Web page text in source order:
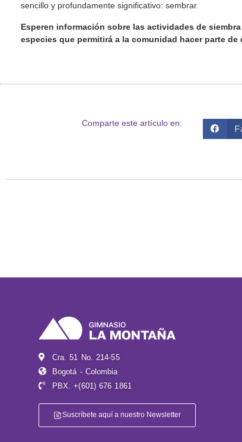
sencillo y profundamente significativo: sembrar.
Esperen información sobre las actividades de
especies que permitirá a la comunidad hacer parte de
Comparte este artículo en:
Cra. 51 No. 214-55
Bogotá - Colombia
PBX. +(601) 676 1861
Suscríbete aquí a nuestro Newsletter